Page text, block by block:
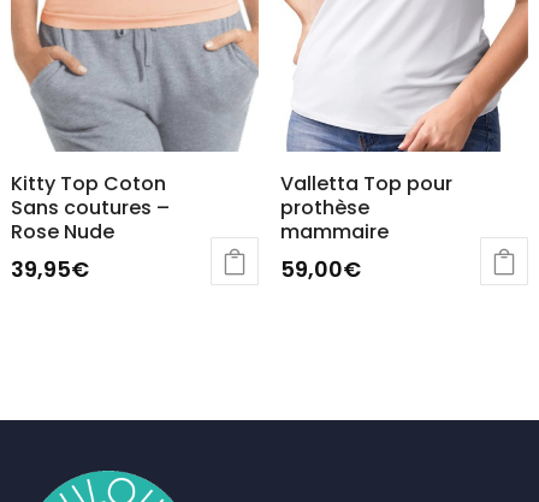
Kitty Top Coton
Sans coutures –
Rose Nude
39,95€
variations.
options
Valletta Top pour
prothèse
mammaire
59,00€
variations.